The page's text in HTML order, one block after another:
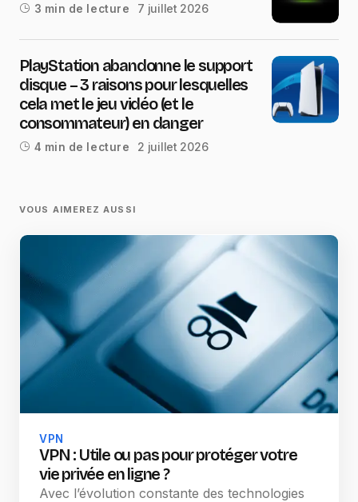
3 min de lecture 7 juillet 2026
PlayStation abandonne le support
disque – 3 raisons pour lesquelles
cela met le jeu vidéo (et le
consommateur) en danger
4 min de lecture 2 juillet 2026
VOUS AIMEREZ AUSSI
VPN
VPN : Utile ou pas pour protéger votre
vie privée en ligne ?
Avec l’évolution constante des technologies